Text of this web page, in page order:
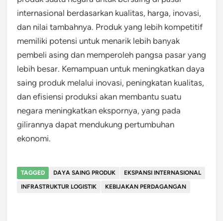
internasional berdasarkan kualitas, harga, inovasi,
dan nilai tambahnya. Produk yang lebih kompetitif
memiliki potensi untuk menarik lebih banyak
pembeli asing dan memperoleh pangsa pasar yang
lebih besar. Kemampuan untuk meningkatkan daya
saing produk melalui inovasi, peningkatan kualitas,
dan efisiensi produksi akan membantu suatu
negara meningkatkan ekspornya, yang pada
gilirannya dapat mendukung pertumbuhan
ekonomi.
TAGGED DAYA SAING PRODUK
EKSPANSI INTERNASIONAL
INFRASTRUKTUR LOGISTIK
KEBIJAKAN PERDAGANGAN